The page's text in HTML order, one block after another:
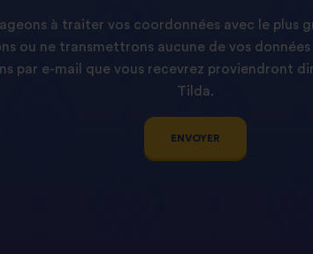
à traiter vos coordonnées avec le plus
ou ne transmettrons aucune de vos
par e-mail que vous recevrez proviendront
Tilda.
ENVOYER